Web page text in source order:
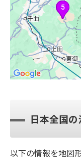
日本全国
以下の情報を地図